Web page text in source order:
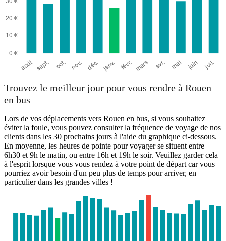
Trouvez le meilleur jour pour vous rendre à Rouen
en bus
Lors de vos déplacements vers Rouen en bus, si vous souhaitez
éviter la foule, vous pouvez consulter la fréquence de voyage de nos
clients dans les 30 prochains jours à l'aide du graphique ci-dessous.
En moyenne, les heures de pointe pour voyager se situent entre
6h30 et 9h le matin, ou entre 16h et 19h le soir. Veuillez garder cela
à l'esprit lorsque vous vous rendez à votre point de départ car vous
pourriez avoir besoin d'un peu plus de temps pour arriver, en
particulier dans les grandes villes !